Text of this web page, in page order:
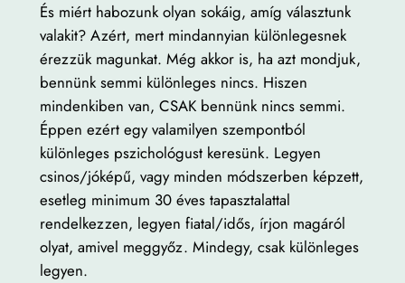
És miért habozunk olyan sokáig, amíg választunk
valakit? Azért, mert mindannyian különlegesnek
érezzük magunkat. Még akkor is, ha azt mondjuk,
bennünk semmi különleges nincs. Hiszen
mindenkiben van, CSAK bennünk nincs semmi.
Éppen ezért egy valamilyen szempontból
különleges pszichológust keresünk. Legyen
csinos/jóképű, vagy minden módszerben képzett,
esetleg minimum 30 éves tapasztalattal
rendelkezzen, legyen fiatal/idős, írjon magáról
olyat, amivel meggyőz. Mindegy, csak különleges
legyen.